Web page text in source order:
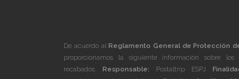
De acuerdo al Reglamento General de Protección
proporcionamos la siguiente información sobre los
recabados. Responsable: Postaltrip ESPJ